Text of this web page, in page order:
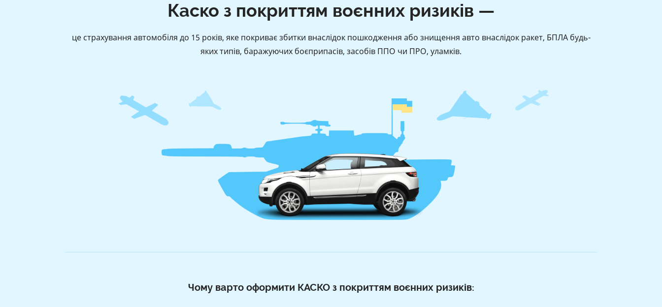
Каско з покриттям воєнних ризиків —
це страхування автомобіля до 15 років, яке покриває збитки внаслідок пошкодження або знищення авто внаслідок ракет, БПЛА будь-
яких типів, баражуючих боєприпасів, засобів ППО чи ПРО, уламків.
Чому варто оформити КАСКО з покриттям воєнних ризиків: